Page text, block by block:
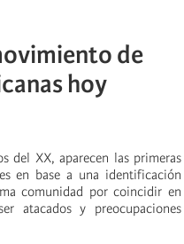
de
hoy
del XX, aparecen las primeras
en base a una identificación
comunidad por coincidir en
atacados y preocupaciones